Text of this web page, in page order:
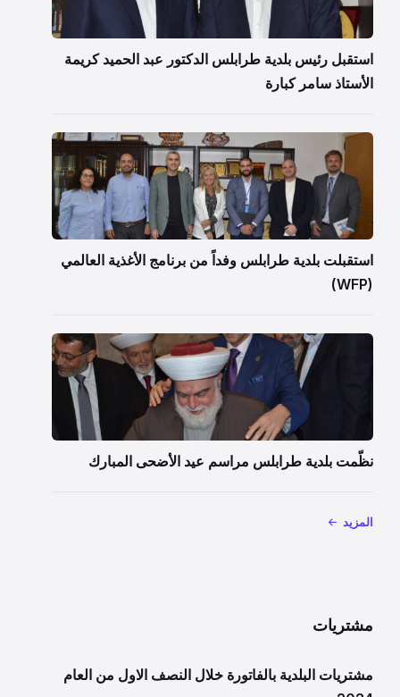
استقبل رئيس بلدية طرابلس الدكتور عبد الحميد كريمة
الأستاذ سامر كبارة
استقبلت بلدية طرابلس وفداً من برنامج الأغذية العالمي
(WFP)
نظّمت بلدية طرابلس مراسم عيد الأضحى المبارك
المزيد
مشتريات
مشتريات البلدية بالفاتورة خلال النصف الاول من العام